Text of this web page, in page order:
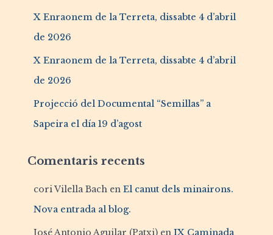
X Enraonem de la Terreta, dissabte 4 d’abril
de 2026
X Enraonem de la Terreta, dissabte 4 d’abril
de 2026
Projecció del Documental “Semillas” a
Sapeira el día 19 d’agost
Comentaris recents
cori Vilella Bach en El canut dels minairons.
Nova entrada al blog.
José Antonio Aguilar (Patxi) en IX Caminada